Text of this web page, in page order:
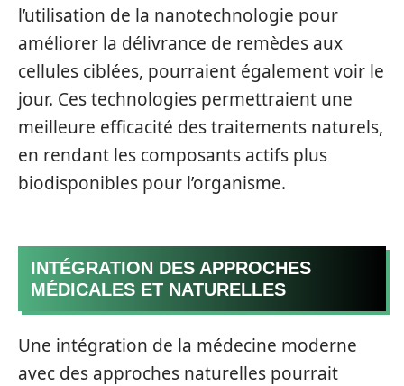
l’utilisation de la nanotechnologie pour
améliorer la délivrance de remèdes aux
cellules ciblées, pourraient également voir le
jour. Ces technologies permettraient une
meilleure efficacité des traitements naturels,
en rendant les composants actifs plus
biodisponibles pour l’organisme.
INTÉGRATION DES APPROCHES
MÉDICALES ET NATURELLES
Une intégration de la médecine moderne
avec des approches naturelles pourrait